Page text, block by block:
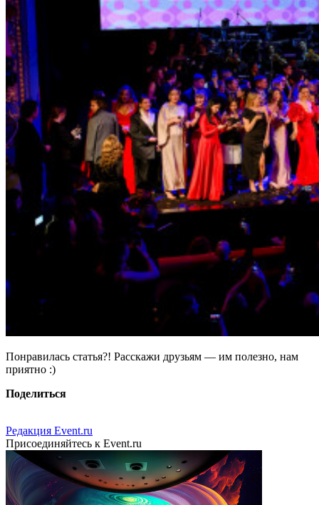
Понравилась статья?! Расскажи друзьям — им полезно, нам
приятно :)
Поделиться
Редакция Event.ru
Присоединяйтесь к Event.ru